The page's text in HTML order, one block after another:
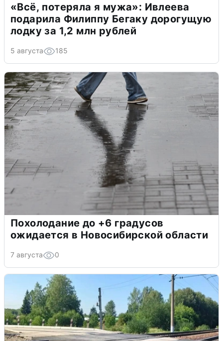
«Всё, потеряла я мужа»: Ивлеева
подарила Филиппу Бегаку дорогущую
лодку за 1,2 млн рублей
5 августа 185
Похолодание до +6 градусов
ожидается в Новосибирской области
7 августа 0